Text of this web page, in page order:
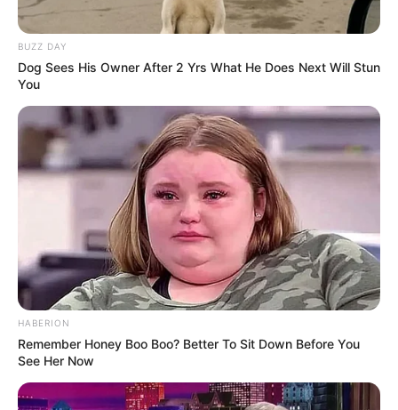
trauma dan emosi2 di masa lalu dan bergerak maju
Foto – foto Ridha Audrey
1.Gameryang nampak seperti seorang model
BUZZ DAY
Dog Sees His Owner After 2 Yrs What He Does Next Will Stun
You
HABERION
Remember Honey Boo Boo? Better To Sit Down Before You
See Her Now